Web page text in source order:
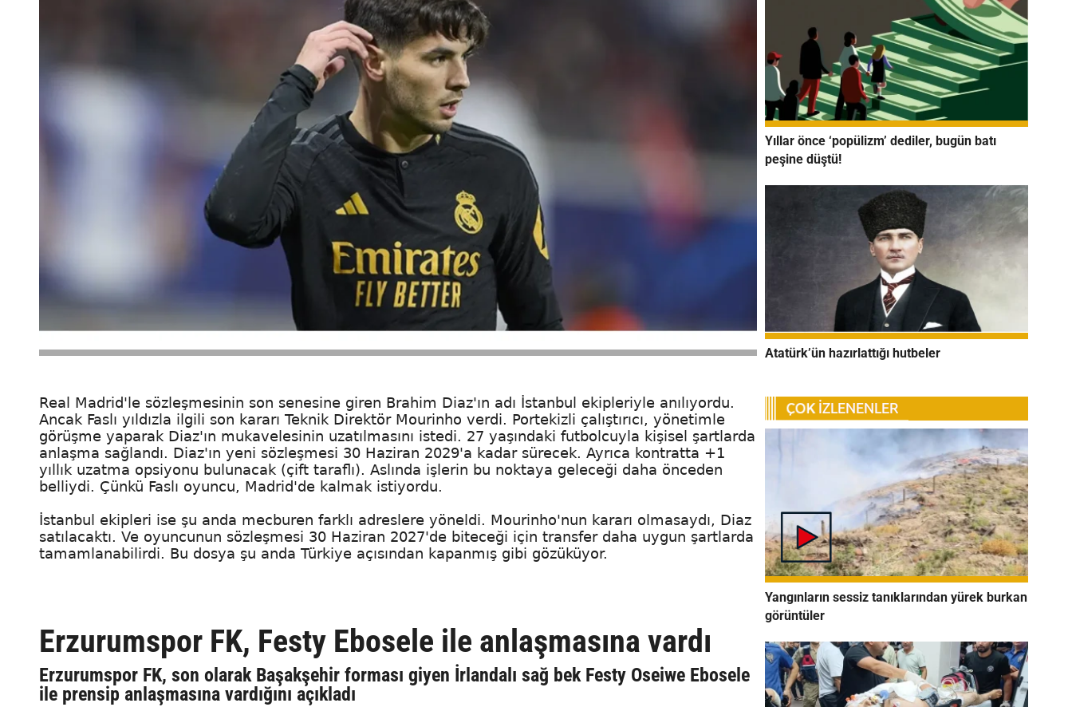
Real Madrid'le sözleşmesinin son senesine giren Brahim Diaz'ın adı İstanbul ekipleriyle anılıyordu.
Ancak Faslı yıldızla ilgili son kararı Teknik Direktör Mourinho verdi. Portekizli çalıştırıcı, yönetimle
görüşme yaparak Diaz'ın mukavelesinin uzatılmasını istedi. 27 yaşındaki futbolcuyla kişisel şartlarda
anlaşma sağlandı. Diaz'ın yeni sözleşmesi 30 Haziran 2029'a kadar sürecek. Ayrıca kontratta +1
yıllık uzatma opsiyonu bulunacak (çift taraflı). Aslında işlerin bu noktaya geleceği daha önceden
belliydi. Çünkü Faslı oyuncu, Madrid'de kalmak istiyordu.
İstanbul ekipleri ise şu anda mecburen farklı adreslere yöneldi. Mourinho'nun kararı olmasaydı, Diaz
satılacaktı. Ve oyuncunun sözleşmesi 30 Haziran 2027'de biteceği için transfer daha uygun şartlarda
tamamlanabilirdi. Bu dosya şu anda Türkiye açısından kapanmış gibi gözüküyor.
Erzurumspor FK, Festy Ebosele ile anlaşmasına vardı
Erzurumspor FK, son olarak Başakşehir forması giyen İrlandalı sağ bek Festy Oseiwe Ebosele
ile prensip anlaşmasına vardığını açıkladı
Yıllar önce ‘popülizm’ dediler, bugün batı
peşine düştü!
Atatürk’ün hazırlattığı hutbeler
Yangınların sessiz tanıklarından yürek burkan
görüntüler